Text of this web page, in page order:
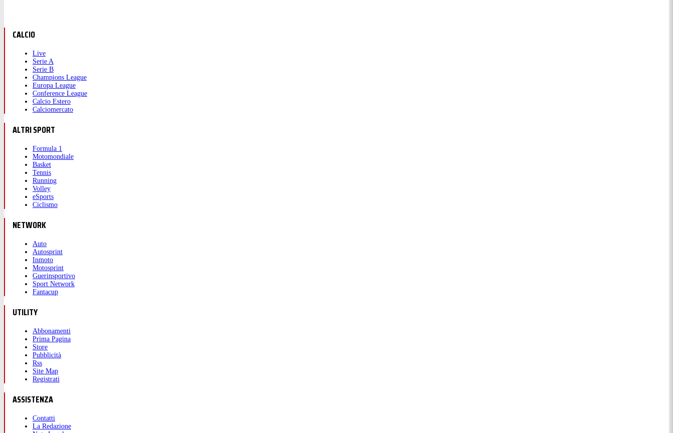
CALCIO
Live
Serie A
Serie B
Champions League
Europa League
Conference League
Calcio Estero
Calciomercato
ALTRI SPORT
Formula 1
Motomondiale
Basket
Tennis
Running
Volley
eSports
Ciclismo
NETWORK
Auto
Autosprint
Inmoto
Motosprint
Guerinsportivo
Sport Network
Fantacup
UTILITY
Abbonamenti
Prima Pagina
Store
Pubblicità
Rss
Site Map
Registrati
ASSISTENZA
Contatti
La Redazione